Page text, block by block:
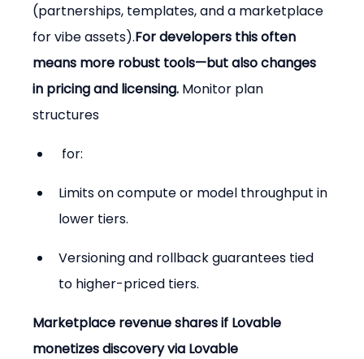
(partnerships, templates, and a marketplace
for vibe assets).For developers this often
means more robust tools—but also changes
in pricing and licensing. Monitor plan
structures
for:
Limits on compute or model throughput in
lower tiers.
Versioning and rollback guarantees tied
to higher-priced tiers.
Marketplace revenue shares if Lovable
monetizes discovery via Lovable